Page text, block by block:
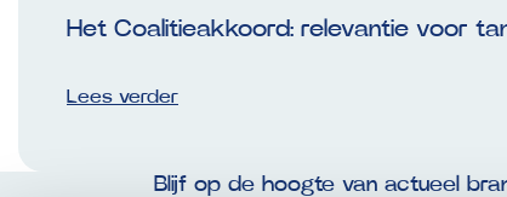
Het Coalitieakkoord: relevantie voor
Lees verder
Blijf op de hoogte van actueel